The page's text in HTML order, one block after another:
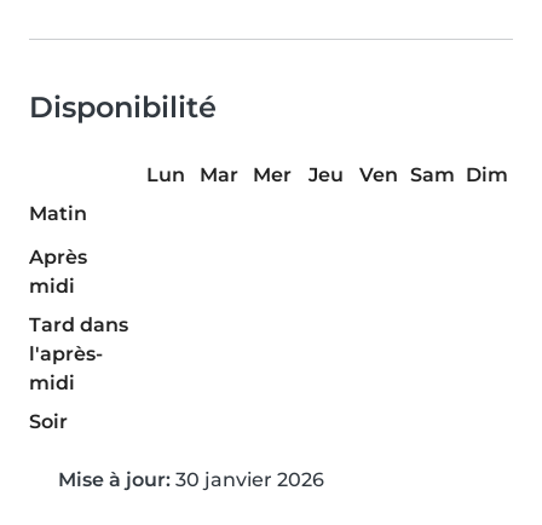
Disponibilité
Lun Mar Mer Jeu Ven Sam Dim
Matin
Après
midi
Tard dans
l'après-
midi
Soir
Mise à jour: 30 janvier 2026